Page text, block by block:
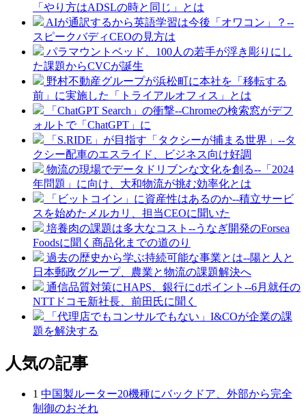
「やり方はADSLの時と同じ」とは
AIが通訳するから英語学習は今後「オワコン」？--
スピークバディCEOの見方は
パラマウントベッド、100人の若手が浮き彫りにし
た課題からCVCが誕生
野村不動産グループが浜松町に本社を「移転する
前」に実施した「トライアルオフィス」とは
「ChatGPT Search」の衝撃--Chromeの検索窓がデフ
ォルトで「ChatGPT」に
「S.RIDE」が目指す「タクシーが捕まる世界」--タ
クシー配車のエスライド、ビジネス向け好調
物流の現場でデータドリブンな文化を創る--「2024
年問題」に向け、大和物流が挑む効率化とは
「ビットコイン」に資産性はあるのか--積立サービ
スを始めたメルカリ、担当CEOに聞いた
培養肉の課題は多大なコスト--うなぎ開発のForsea
Foodsに聞く商品化までの道のり
過去の歴史から学ぶ持続可能な事業とは--陽と人と
日本郵政グループ、農業と物流の課題解決へ
通信品質対策にHAPS、銀行にdポイント--6月就任の
NTTドコモ新社長、前田氏に聞く
「代理店でもコンサルでもない」I&COが企業の課
題を解決する
人気の記事
1 中国製ルーター20機種にバックドア、外部から完全
制御のおそれ